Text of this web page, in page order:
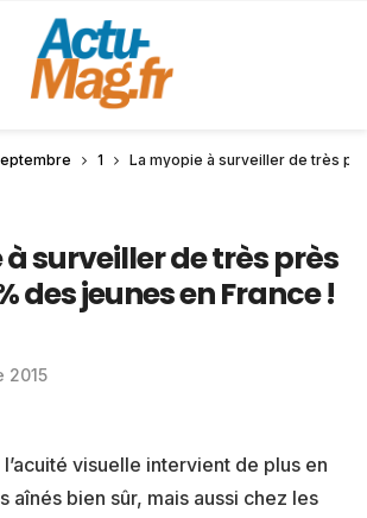
1 La myopie à surveiller de très
surveiller de très près
des jeunes en France !
2015
visuelle intervient de plus en
aînés bien sûr, mais aussi chez les